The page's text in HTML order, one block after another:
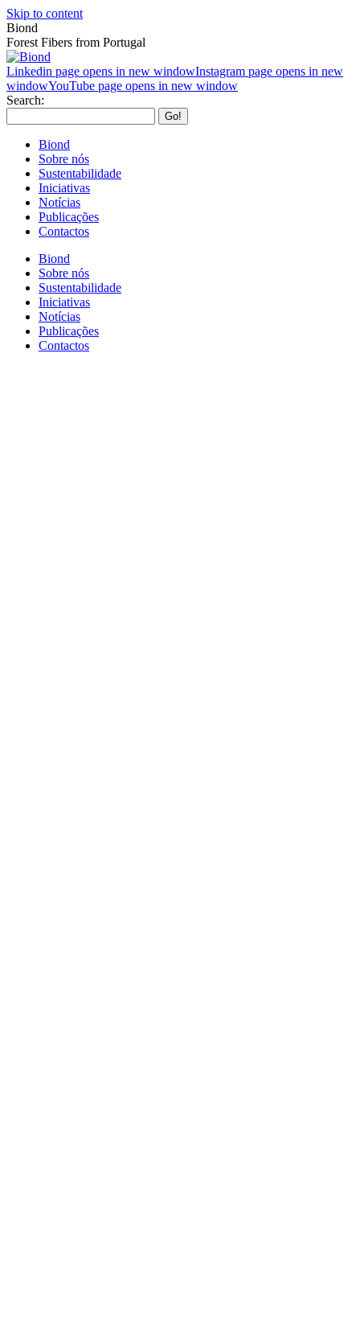
Skip to content
Biond
Forest Fibers from Portugal
Linkedin page opens in new windowInstagram page opens in new
windowYouTube page opens in new window
Search:
Biond
Sobre nós
Sustentabilidade
Iniciativas
Notícias
Publicações
Contactos
Biond
Sobre nós
Sustentabilidade
Iniciativas
Notícias
Publicações
Contactos